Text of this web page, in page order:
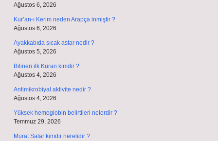
Ağustos 6, 2026
Kur’an-ı Kerim neden Arapça inmiştir ?
Ağustos 6, 2026
Ayakkabıda sıcak astar nedir ?
Ağustos 5, 2026
Bilinen ilk Kuran kimdir ?
Ağustos 4, 2026
Antimikrobiyal aktivite nedir ?
Ağustos 4, 2026
Yüksek hemoglobin belirtileri nelerdir ?
Temmuz 29, 2026
Murat Salar kimdir nerelidir ?